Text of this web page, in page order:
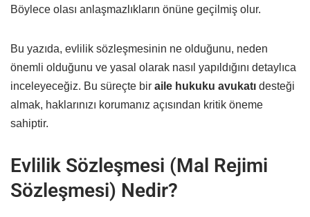
Böylece olası anlaşmazlıkların önüne geçilmiş olur.
Bu yazıda, evlilik sözleşmesinin ne olduğunu, neden
önemli olduğunu ve yasal olarak nasıl yapıldığını detaylıca
inceleyeceğiz. Bu süreçte bir aile hukuku avukatı desteği
almak, haklarınızı korumanız açısından kritik öneme
sahiptir.
Evlilik Sözleşmesi (Mal Rejimi
Sözleşmesi) Nedir?